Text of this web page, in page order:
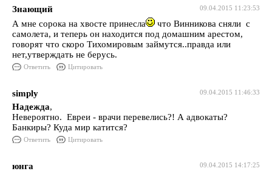
09.04.2015 11:23:53
Знающий
А мне сорока на хвосте принесла
что Винникова сняли с
самолета, и теперь он находится под домашним арестом,
говорят что скоро Тихомировым займутся..правда или
нет,утверждать не берусь.
Ответить Цитировать
09.04.2015 11:46:33
simply
Надежда,
Невероятно. Евреи - врачи перевелись?! А адвокаты?
Банкиры? Куда мир катится?
Ответить Цитировать
09.04.2015 14:17:25
юнга